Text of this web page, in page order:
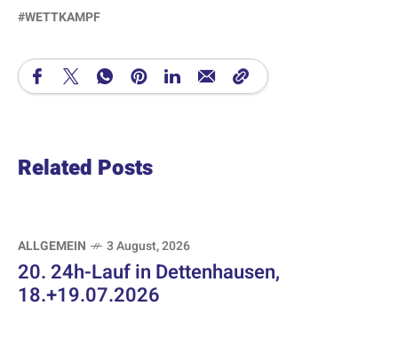
WETTKAMPF
Related Posts
ALLGEMEIN 3 August, 2026
20. 24h-Lauf in Dettenhausen,
18.+19.07.2026